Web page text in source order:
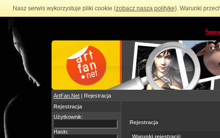
Nasz serwis wykorzystuje pliki cookie (zobacz naszą politykę). Warunki
ArtFan.Net | Rejestracja
Rejestracja
Użytkownik:
Hasło:
Rejestracja
Warunki rejestracji: